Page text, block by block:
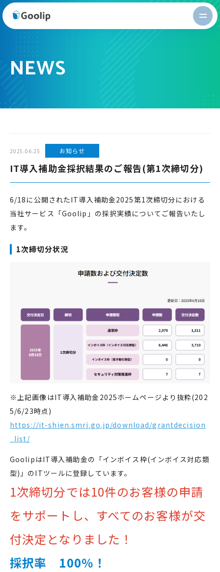
NEWS
2025.06.25 お知らせ
IT導入補助金採択結果のご報告(第1次締切分)
6/18に公開されたIT導入補助金2025第1次締切分における
当社サービス「Goolip」の採択実績についてご報告いたし
ます。
1次締切分状況
※上記画像はIT導入補助金2025ホームページより抜粋(202
5/6/23時点)
https://it-shien.smrj.go.jp/download/grantdecision
_list/
GoolipはIT導入補助金の「インボイス枠(インボイス対応類
型)」のITツールに登録しています。
1次締切分では10件のお客様の申請
をサポートし、すべてのお客様が交
付決定となりました！
採択率 100％！